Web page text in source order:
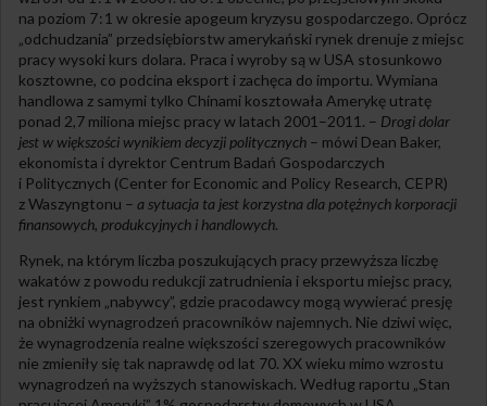
na poziom 7 : 1 w okresie apogeum kryzysu gospodarczego. Oprócz
„odchudzania” przedsiębiorstw amerykański rynek drenuje z miejsc
pracy wysoki kurs dolara. Praca i wyroby są w USA stosunkowo
kosztowne, co podcina eksport i zachęca do importu. Wymiana
handlowa z samymi tylko Chinami kosztowała Amerykę utratę
ponad 2,7 miliona miejsc pracy w latach 2001–2011. – Drogi dolar
jest w większości wynikiem decyzji politycznych – mówi Dean Baker,
ekonomista i dyrektor Centrum Badań Gospodarczych
i Politycznych (Center for Economic and Policy Research, CEPR)
z Waszyngtonu – a sytuacja ta jest korzystna dla potężnych korporacji
finansowych, produkcyjnych i handlowych.
Rynek, na którym liczba poszukujących pracy przewyższa liczbę
wakatów z powodu redukcji zatrudnienia i eksportu miejsc pracy,
jest rynkiem „nabywcy”, gdzie pracodawcy mogą wywierać presję
na obniżki wynagrodzeń pracowników najemnych. Nie dziwi więc,
że wynagrodzenia realne większości szeregowych pracowników
nie zmieniły się tak naprawdę od lat 70. XX wieku mimo wzrostu
wynagrodzeń na wyższych stanowiskach. Według raportu „Stan